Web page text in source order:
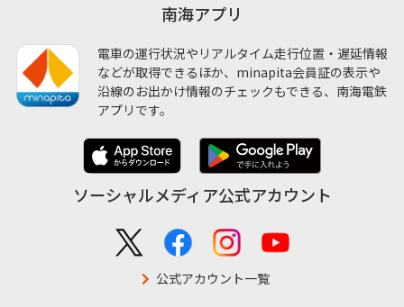
南海アプリ
電車の運行状況やリアルタイム走行位置・遅延情報
などが取得できるほか、minapita会員証の表示や
沿線のお出かけ情報のチェックもできる、南海電鉄
アプリです。
ソーシャルメディア公式アカウント
公式アカウント一覧